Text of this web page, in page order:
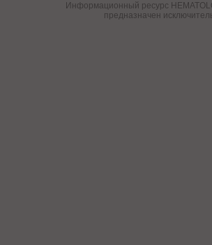
Информационный ресурс
предназначен